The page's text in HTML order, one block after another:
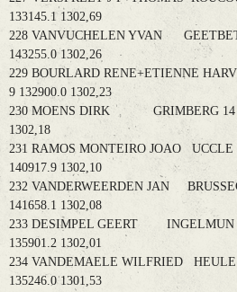
133145.1 1302,69
228 VANVUCHELEN YVAN
143255.0 1302,26
229 BOURLARD RENE+ETIENNE
9 132900.0 1302,23
230 MOENS DIRK GRIMBERG 14
1302,18
231 RAMOS MONTEIRO JOAO
140917.9 1302,10
232 VANDERWEERDEN JAN
141658.1 1302,08
233 DESIMPEL GEERT INGELMUN
135901.2 1302,01
234 VANDEMAELE WILFRIED
135246.0 1301,53